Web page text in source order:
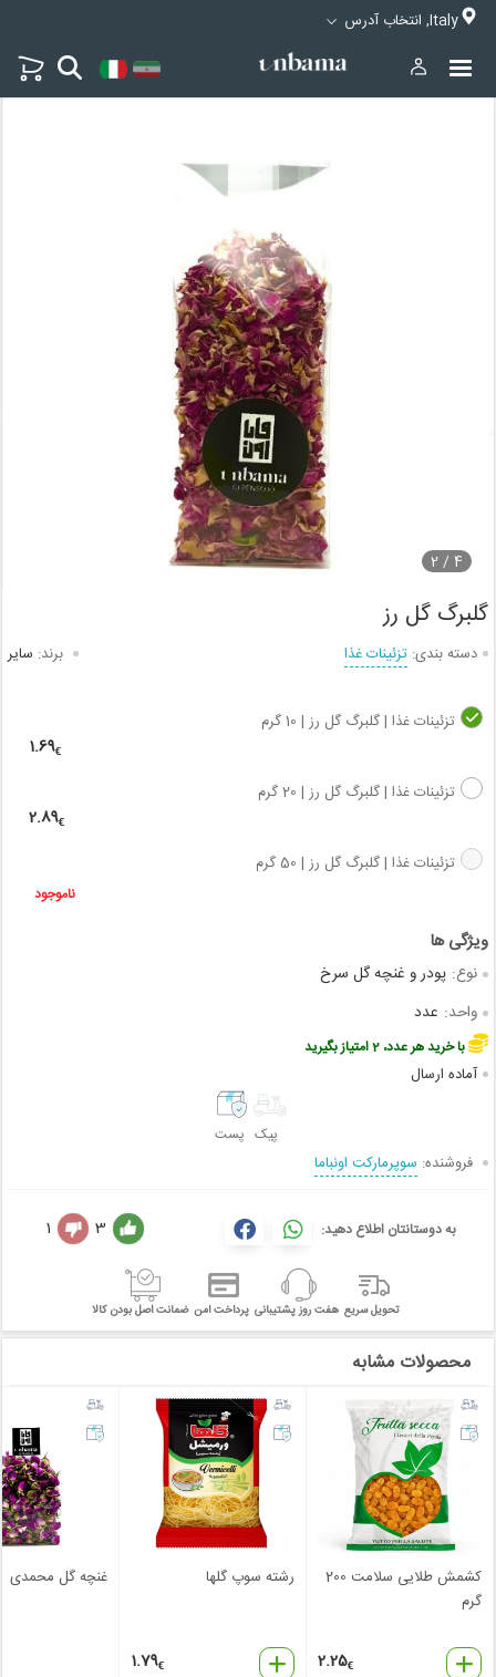
Italy, انتخاب آدرس
4 /
2
گلبرگ گل رز
دسته بندی: تزئینات غذا برند: سایر
تزئینات غذا | گلبرگ گل رز | 10 گرم
1.69€
تزئینات غذا | گلبرگ گل رز | 20 گرم
2.89€
تزئینات غذا | گلبرگ گل رز | 50 گرم
ناموجود
نوع: پودر و غنچه گل سرخ
واحد: عدد
با خرید هر عدد، 2 امتیاز بگیرید
آماده ارسال
پیک پست
فروشنده: سوپرمارکت اونباما
به دوستانتان اطلاع دهید: 3
1
تحویل سریع هفت روز پشتیبانی پرداخت امن ضمانت اصل بودن کالا
محصولات مشابه
کشمش طلایی سلامت 200
گرم
2.25€
رشته سوپ گلها
1.79€
غنچه گل محمدی